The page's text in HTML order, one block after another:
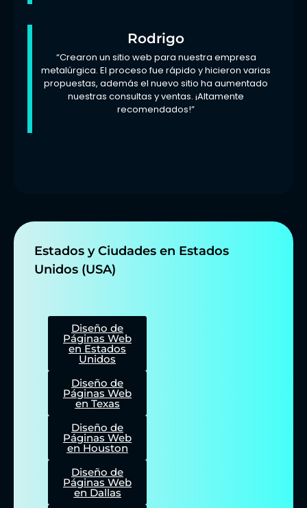
Rodrigo
“Crearon un sitio web para nuestra empresa
metalúrgica. El proceso fue rápido y hicieron varias
propuestas, además el nuevo sitio ha aumentado
nuestras consultas y ventas. ¡Altamente
recomendados!”
Estados y Ciudades en Estados
Unidos (USA)
Diseño de
Páginas Web
en Estados
Unidos
Diseño de
Páginas Web
en Texas
Diseño de
Páginas Web
en Houston
Diseño de
Páginas Web
en Dallas